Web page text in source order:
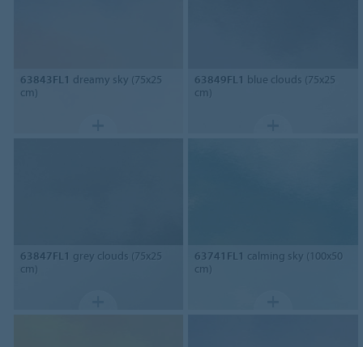
63843FL1 dreamy sky (75x25
cm)
63849FL1 blue clouds (75x25
cm)
63847FL1 grey clouds (75x25
cm)
63741FL1 calming sky (100x50
cm)